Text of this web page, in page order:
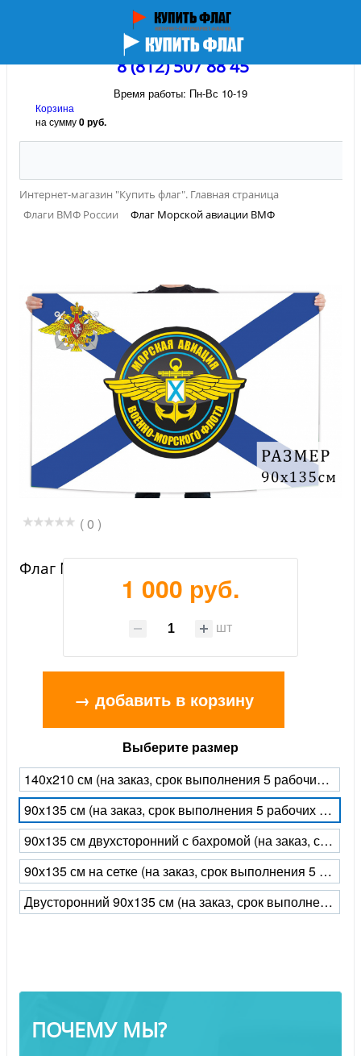
8 (812) 507 88 45
Время работы: Пн-Вс 10-19
Корзина
на сумму0 руб.
Интернет-магазин "Купить флаг". Главная страница
Флаги ВМФ России
Флаг Морской авиации ВМФ
( 0 )
Флаг Морской авиации ВМФ
1 000 руб.
шт
→ добавить в корзину
Выберите размер
140x210 см (на заказ, срок выполнения 5 рабочих дней)
90x135 см (на заказ, срок выполнения 5 рабочих дней)
90х135 см двухсторонний с бахромой (на заказ, срок выполнения 5 рабочих дней)
90х135 см на сетке (на заказ, срок выполнения 5 рабочих дней)
Двусторонний 90x135 см (на заказ, срок выполнения 5 рабочих дней)
ПОЧЕМУ МЫ?